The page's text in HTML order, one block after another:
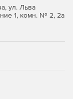
Расчет
железобетона
СП
ДБН
ул. Льва
1, комн. № 2, 2а